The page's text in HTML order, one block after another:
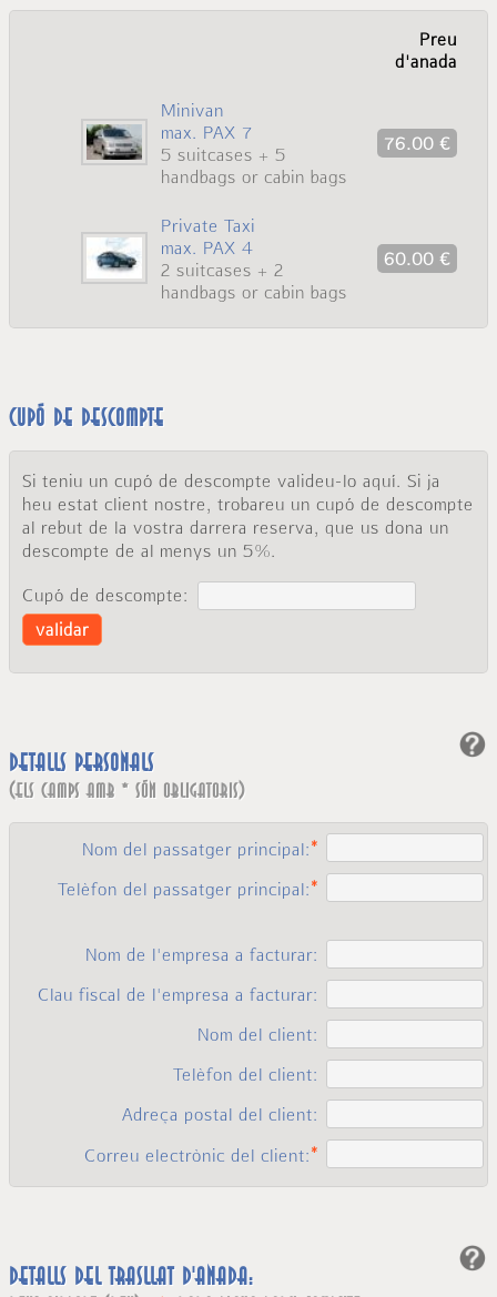
Preu
d'anada
Minivan
max. PAX 7
5 suitcases + 5
handbags or cabin bags
76.00 €
Private Taxi
max. PAX 4
2 suitcases + 2
handbags or cabin bags
60.00 €
Cupó de descompte
Si teniu un cupó de descompte valideu-lo aquí. Si ja
heu estat client nostre, trobareu un cupó de descompte
al rebut de la vostra darrera reserva, que us dona un
descompte de al menys un 5%.
Cupó de descompte:
validar
Detalls personals
(els camps amb * són obligatoris)
Nom del passatger principal:
Telèfon del passatger principal:
Nom de l'empresa a facturar:
Clau fiscal de l'empresa a facturar:
Nom del client:
Telèfon del client:
Adreça postal del client:
Correu electrònic del client:
Detalls del trasllat d'anada: